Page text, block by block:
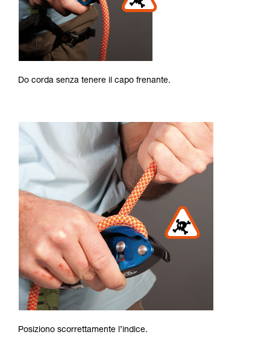
Do corda senza tenere il capo frenante.
Posiziono scorrettamente l’indice.